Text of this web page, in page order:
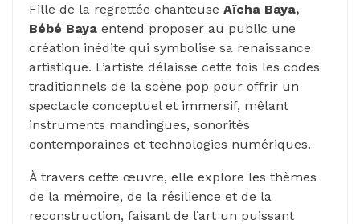
Fille de la regrettée chanteuse Aïcha Baya,
Bébé Baya entend proposer au public une
création inédite qui symbolise sa renaissance
artistique. L’artiste délaisse cette fois les codes
traditionnels de la scène pop pour offrir un
spectacle conceptuel et immersif, mêlant
instruments mandingues, sonorités
contemporaines et technologies numériques.
À travers cette œuvre, elle explore les thèmes
de la mémoire, de la résilience et de la
reconstruction, faisant de l’art un puissant